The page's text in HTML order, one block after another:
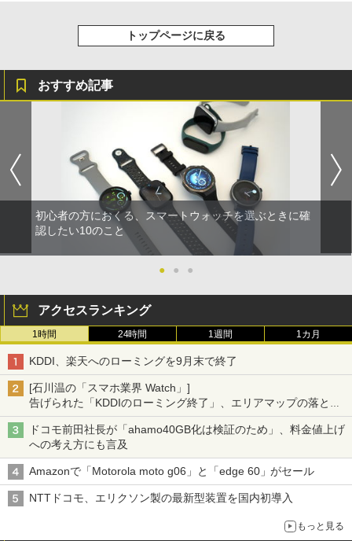
トップページに戻る
おすすめ記事
初心者の方におくる、スマートウォッチを選ぶときに確
認したい10のこと
● ● ●
アクセスランキング
1時間 24時間 1週間 1カ月
KDDI、楽天へのローミングを9月末で終了
[石川温の「スマホ業界 Watch」]
告げられた「KDDIのローミング終了」、エリアマップの落とし
穴と楽天モバイルの課題
ドコモ前田社長が「ahamo40GB化は検証のため」、料金値上げ
への考え方にも言及
Amazonで「Motorola moto g06」と「edge 60」がセール
NTTドコモ、エリクソン製の最新型装置を国内初導入
もっと見る